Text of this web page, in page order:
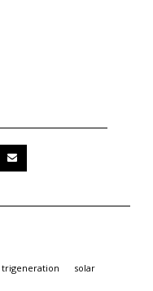
trigeneration solar